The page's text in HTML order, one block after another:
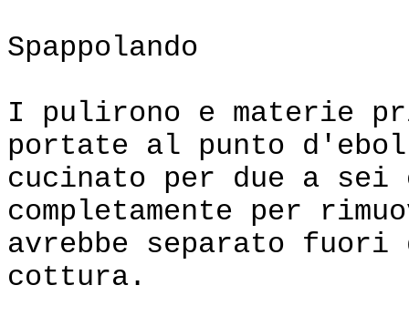
Spappolando
I pulirono e materie
portate al punto
cucinato per due a sei
completamente per
avrebbe separato
cottura.